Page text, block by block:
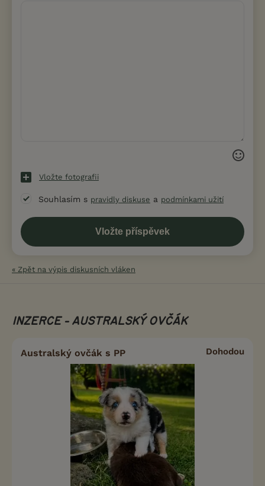
Vložte fotografii
Souhlasím s pravidly diskuse a podmínkami užití
« Zpět na výpis diskusních vláken
INZERCE - AUSTRALSKÝ OVČÁK
Australský ovčák s PP Dohodou